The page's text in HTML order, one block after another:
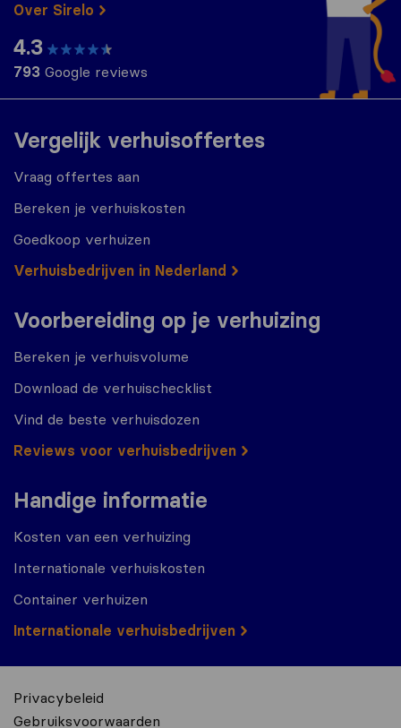
Vergelijk verhuisoffertes
Vraag offertes aan
Bereken je verhuiskosten
Goedkoop verhuizen
Verhuisbedrijven in Nederland
Voorbereiding op je verhuizing
Bereken je verhuisvolume
Download de verhuischecklist
Vind de beste verhuisdozen
Reviews voor verhuisbedrijven
Handige informatie
Kosten van een verhuizing
Internationale verhuiskosten
Container verhuizen
Internationale verhuisbedrijven
Over Sirelo
4.3
793 Google reviews
Privacybeleid
Gebruiksvoorwaarden